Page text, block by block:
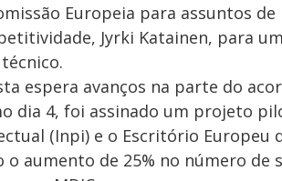
Europeia para assuntos
Jyrki Katainen, para
espera avanços na parte do
dia 4, foi assinado um projeto
(Inpi) e o Escritório Europeu
o aumento de 25% no número